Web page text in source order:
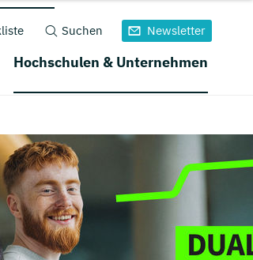
Suchen Newsletter
Hochschulen & Unternehmen